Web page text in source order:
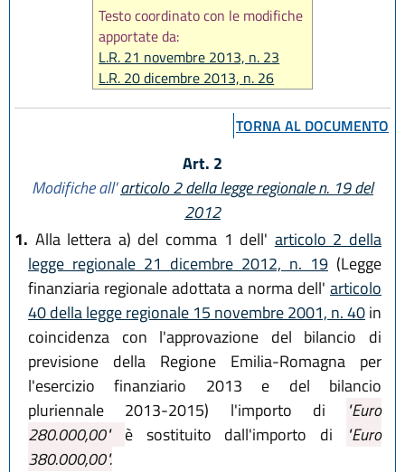
Testo coordinato con le modifiche
apportate da:
L.R. 21 novembre 2013, n. 23
L.R. 20 dicembre 2013, n. 26
TORNA AL DOCUMENTO
Art. 2
Modifiche all'articolo 2 della legge regionale n. 19 del
2012
1. Alla lettera a) del comma 1 dell' articolo 2 della
legge regionale 21 dicembre 2012, n. 19 (Legge
finanziaria regionale adottata a norma dell' articolo
40 della legge regionale 15 novembre 2001, n. 40in
coincidenza con l'approvazione del bilancio di
previsione della Regione Emilia-Romagna per
l'esercizio finanziario 2013 e del bilancio
pluriennale 2013-2015) l'importo di
"Euro
280.000,00" è sostituito dall'importo di
"Euro
380.000,00".